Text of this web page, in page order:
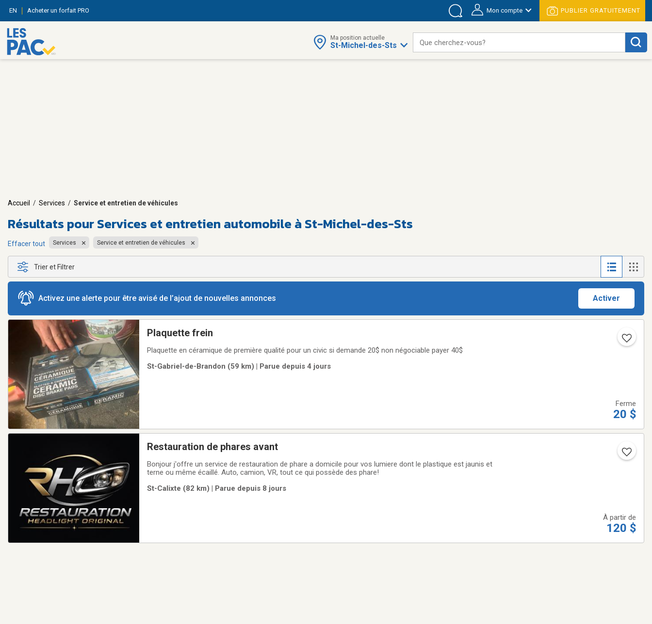
EN Acheter un forfait PRO Mon compte PUBLIER GRATUITEMENT
Ma position actuelle
St-Michel-des-Sts Que cherchez-vous?
Accueil / Services / Service et entretien de véhicules
Résultats pourServices et entretien automobile à St-Michel-des-Sts
Effacer tout Services Service et entretien de véhicules
Trier et Filtrer
Activez une alerte pour être avisé de l’ajout de nouvelles annonces Activer
Plaquette frein
Plaquette en céramique de première qualité pour un civic si demande 20$ non négociable payer 40$
St-Gabriel-de-Brandon (59 km) | Parue depuis 4 jours
Ferme
20 $
Restauration de phares avant
Bonjour j'offre un service de restauration de phare a domicile pour vos lumiere dont le plastique est jaunis et
terne ou même écaillé. Auto, camion, VR, tout ce qui possède des phare!
St-Calixte (82 km) | Parue depuis 8 jours
À partir de
120 $